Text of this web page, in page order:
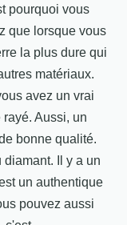
pourquoi vous
que lorsque vous
la plus dure qui
matériaux.
avez un vrai
Aussi, un
bonne qualité.
Il y a un
un authentique
pouvez aussi